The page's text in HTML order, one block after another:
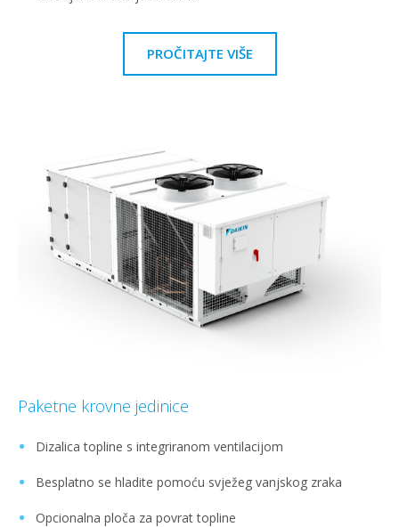
PROČITAJTE VIŠE
Paketne krovne jedinice
Dizalica topline s integriranom ventilacijom
Besplatno se hladite pomoću svježeg vanjskog zraka
Opcionalna ploča za povrat topline